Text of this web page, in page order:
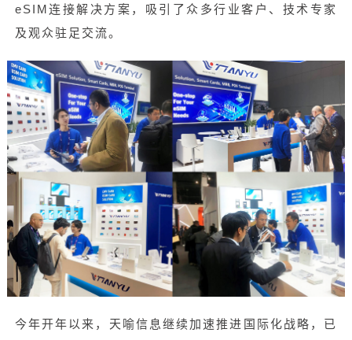
eSIM连接解决方案，吸引了众多行业客户、技术专家
及观众驻足交流。
今年开年以来，天喻信息继续加速推进国际化战略，已